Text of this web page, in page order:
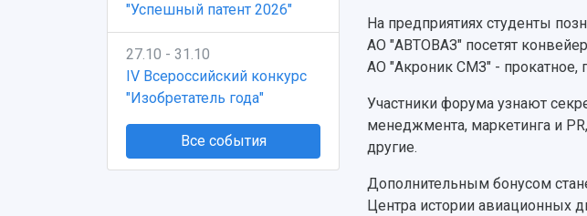
"Успешный патент 2026"
27.10 - 31.10
IV Всероссийский конкурс
"Изобретатель года"
Все события
На предприятиях студенты
АО "АВТОВАЗ" посетят
АО "Акроник СМЗ" - прокатное,
Участники форума узнают
менеджмента, маркетинга и
другие.
Дополнительным бонусом
Центра истории авиационных